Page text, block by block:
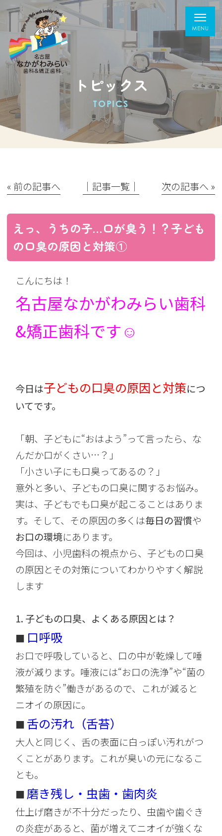
トピックス
TOPICS
« 前の記事へ │記事一覧│ 次の記事へ »
えっ、うちの子…口が臭う！？子ども
の口臭の原因と対策①
こんにちは！
名古屋なかがわみらい歯科
&矯正歯科です☺︎
今日は子どもの口臭の原因と対策につ
いてです。
「朝、子どもに“おはよう”って言ったら、な
んだか口がくさい…？」
「小さい子にも口臭ってあるの？」
意外と多い、子どもの口臭に関するお悩み。
実は、子どもでも口臭が起こることはありま
す。そして、その原因の多くは毎日の習慣や
お口の環境にあります。
今回は、小児歯科の視点から、子どもの口臭
の原因とその対策についてわかりやすく解説
します
1. 子どもの口臭、よくある原因とは？
■ 口呼吸
お口で呼吸していると、口の中が乾燥して唾
液が減ります。唾液には“お口の洗浄”や“菌の
繁殖を防ぐ”働きがあるので、これが減ると
ニオイの原因に。
■ 舌の汚れ（舌苔）
大人と同じく、舌の表面に白っぽい汚れがつ
くことがあります。これが臭いの元になるこ
とも。
■ 磨き残し・虫歯・歯肉炎
仕上げ磨きが不十分だったり、虫歯や歯ぐき
の炎症があると、菌が増えてニオイが強くな